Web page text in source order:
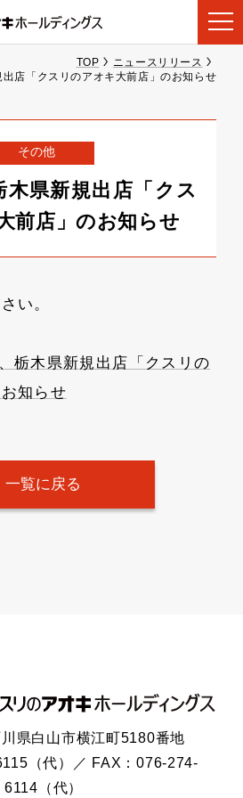
TOP
ニュースリリース
店「クスリのアオキ大前店」のお知らせ
その他
木県新規出店「クス
前店」のお知らせ
い。
栃木県新規出店「クスリの
知らせ
一覧に戻る
県白山市横江町5180番地
（代）／ FAX：076-274-
6114（代）